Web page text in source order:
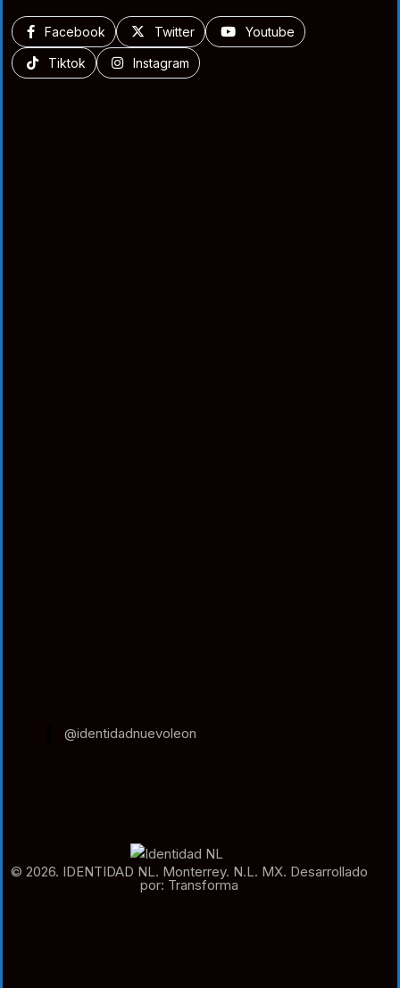
Facebook Twitter Youtube
Tiktok Instagram
@identidadnuevoleon
© 2026. IDENTIDAD NL. Monterrey. N.L. MX. Desarrollado
por: Transforma